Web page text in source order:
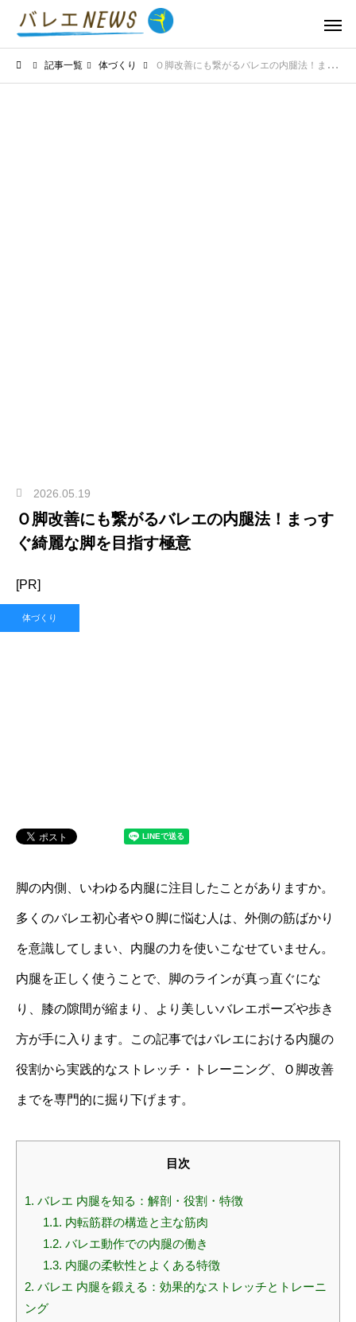
記事一覧 体づくり Ｏ脚改善にも繋がるバレエの内腿法！まっすぐ綺麗な脚を目指す極意
2026.05.19
Ｏ脚改善にも繋がるバレエの内腿法！まっす
ぐ綺麗な脚を目指す極意
[PR]
体づくり
脚の内側、いわゆる内腿に注目したことがありますか。
多くのバレエ初心者やＯ脚に悩む人は、外側の筋ばかり
を意識してしまい、内腿の力を使いこなせていません。
内腿を正しく使うことで、脚のラインが真っ直ぐにな
り、膝の隙間が縮まり、より美しいバレエポーズや歩き
方が手に入ります。この記事ではバレエにおける内腿の
役割から実践的なストレッチ・トレーニング、Ｏ脚改善
までを専門的に掘り下げます。
目次
1. バレエ 内腿を知る：解剖・役割・特徴
1.1. 内転筋群の構造と主な筋肉
1.2. バレエ動作での内腿の働き
1.3. 内腿の柔軟性とよくある特徴
2. バレエ 内腿を鍛える：効果的なストレッチとトレーニ
ング